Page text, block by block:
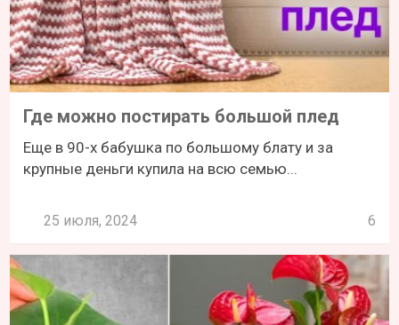
Где можно постирать большой плед
Еще в 90-х бабушка по большому блату и за
крупные деньги купила на всю семью...
25 июля, 2024 6